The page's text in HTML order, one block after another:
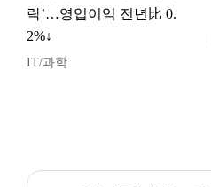
락’…영업이익 전년比 0.
2%↓
IT/과학